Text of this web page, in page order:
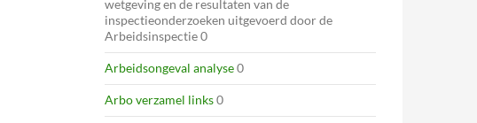
wetgeving en de resultaten van de
inspectieonderzoeken uitgevoerd door de
Arbeidsinspectie 0
Arbeidsongeval analyse0
Arbo verzamel links0